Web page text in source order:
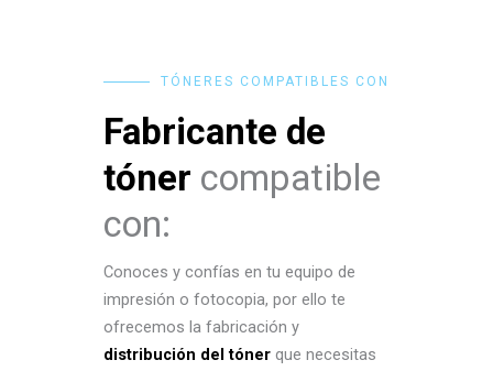
TÓNERES COMPATIBLES CON
Fabricante de
tóner compatible
con:
Conoces y confías en tu equipo de
impresión o fotocopia, por ello te
ofrecemos la fabricación y
distribución del tóner que necesitas